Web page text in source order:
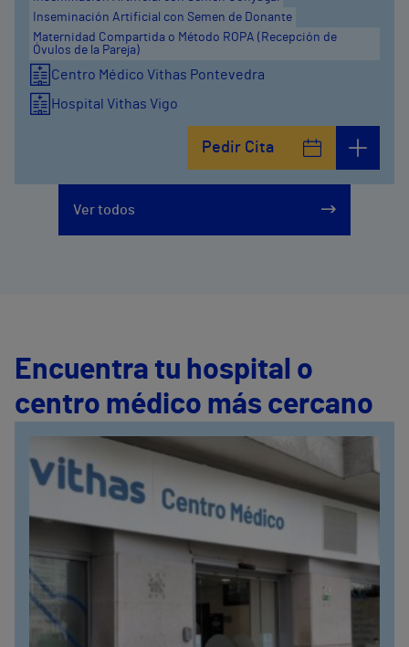
Inseminación Artificial con Semen de Donante
Maternidad Compartida o Método ROPA (Recepción de
Óvulos de la Pareja)
Centro Médico Vithas Pontevedra
Hospital Vithas Vigo
Pedir Cita
Ver todos
Encuentra tu hospital o
centro médico más cercano